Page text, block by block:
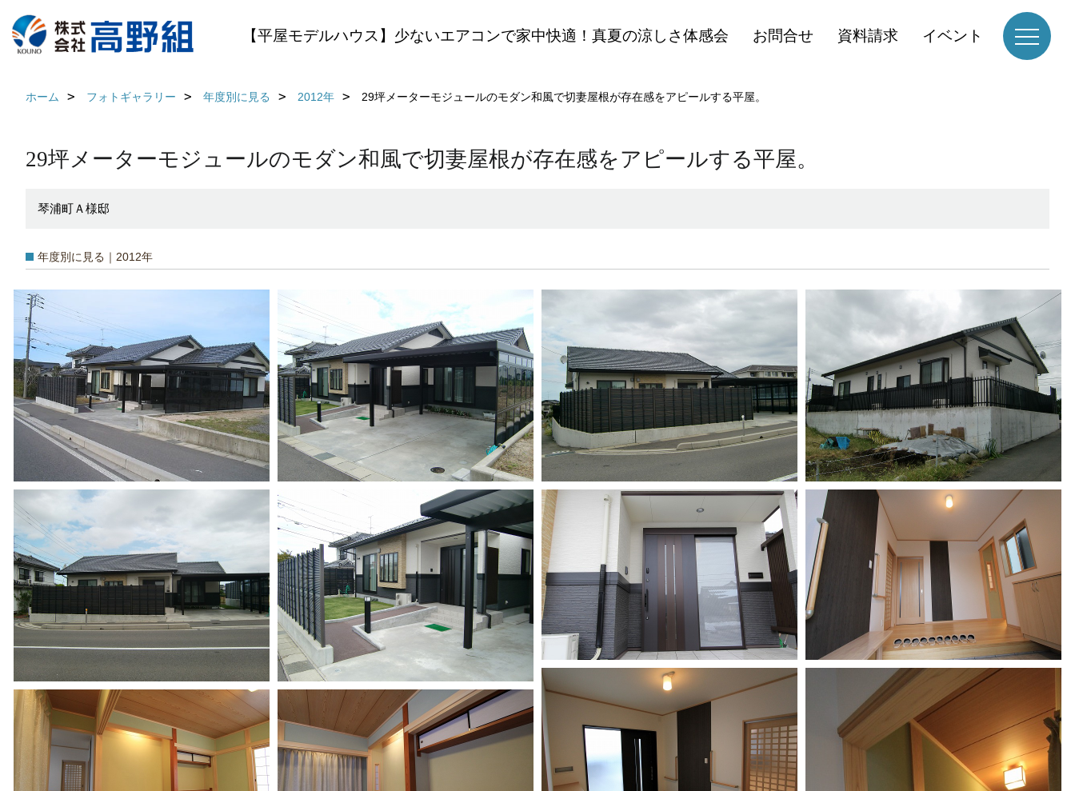
【平屋モデルハウス】少ないエアコンで家中快適！真夏の涼しさ体感会 お問合せ 資料請求 イベント
ホーム フォトギャラリー 年度別に見る 2012年 29坪メーターモジュールのモダン和風で切妻屋根が存在感をアピールする平屋。
29坪メーターモジュールのモダン和風で切妻屋根が存在感をアピールする平屋。
琴浦町Ａ様邸
年度別に見る｜2012年